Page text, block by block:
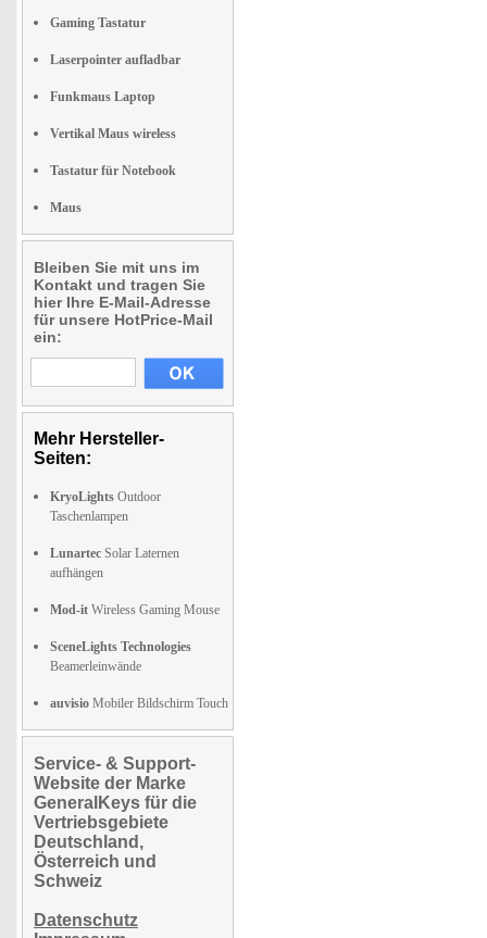
Gaming Tastatur
Laserpointer aufladbar
Funkmaus Laptop
Vertikal Maus wireless
Tastatur für Notebook
Maus
Bleiben Sie mit uns im
Kontakt und tragen Sie
hier Ihre E-Mail-Adresse
für unsere HotPrice-Mail
ein:
Mehr Hersteller-
Seiten:
KryoLights Outdoor
Taschenlampen
Lunartec Solar Laternen
aufhängen
Mod-it Wireless Gaming Mouse
SceneLights Technologies
Beamerleinwände
auvisio Mobiler Bildschirm Touch
Service- & Support-
Website der Marke
GeneralKeys für die
Vertriebsgebiete
Deutschland,
Österreich und
Schweiz
Datenschutz